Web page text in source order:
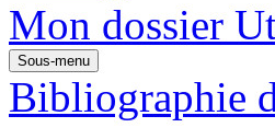
Mon dossier
Sous-menu
Bibliographie